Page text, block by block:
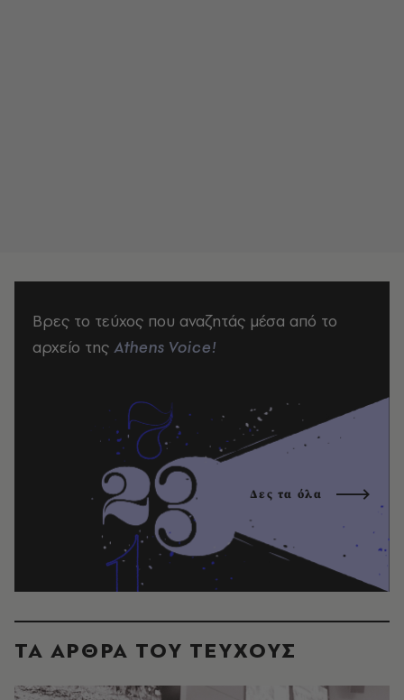
Βρες το τεύχος που αναζητάς μέσα από το
αρχείο της Athens Voice!
Δες τα όλα
ΤΑ ΑΡΘΡΑ ΤΟΥ ΤΕΥΧΟΥΣ